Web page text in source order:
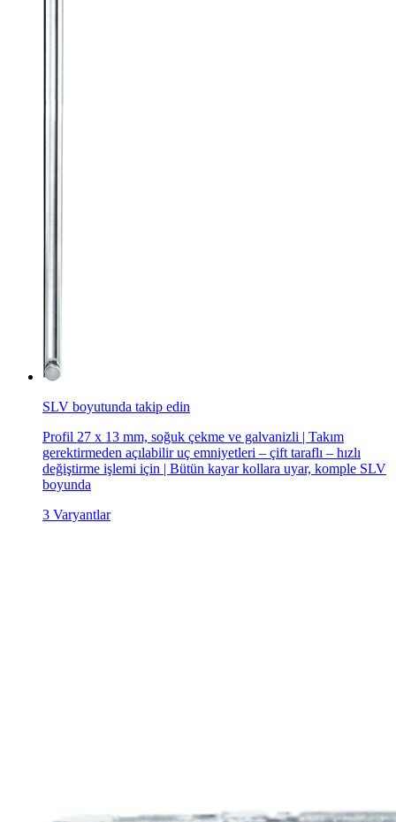
SLV boyutunda takip edin
Profil 27 x 13 mm, soğuk çekme ve galvanizli | Takım
gerektirmeden açılabilir uç emniyetleri – çift taraflı – hızlı
değiştirme işlemi için | Bütün kayar kollara uyar, komple SLV
boyunda
3 Varyantlar